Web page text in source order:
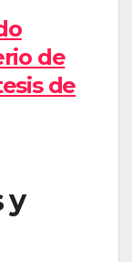
de
de
y